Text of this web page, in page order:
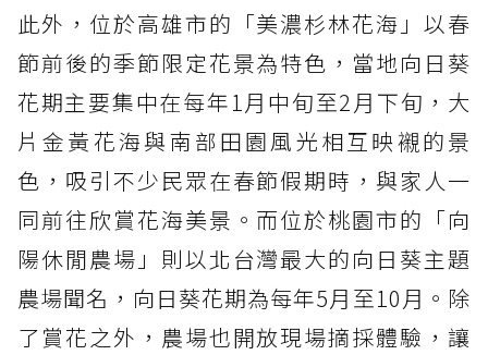
此外，位於高雄市的「美濃杉林花海」以春
節前後的季節限定花景為特色，當地向日葵
花期主要集中在每年1月中旬至2月下旬，大
片金黃花海與南部田園風光相互映襯的景
色，吸引不少民眾在春節假期時，與家人一
同前往欣賞花海美景。而位於桃園市的「向
陽休閒農場」則以北台灣最大的向日葵主題
農場聞名，向日葵花期為每年5月至10月。除
了賞花之外，農場也開放現場摘採體驗，讓